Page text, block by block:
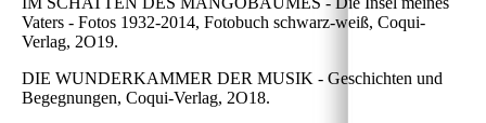
Vaters - Fotos 1932-2014, Fotobuch schwarz-weiß, Coqui-
Verlag, 2O19.
DIE WUNDERKAMMER DER MUSIK - Geschichten und
Begegnungen, Coqui-Verlag, 2O18.